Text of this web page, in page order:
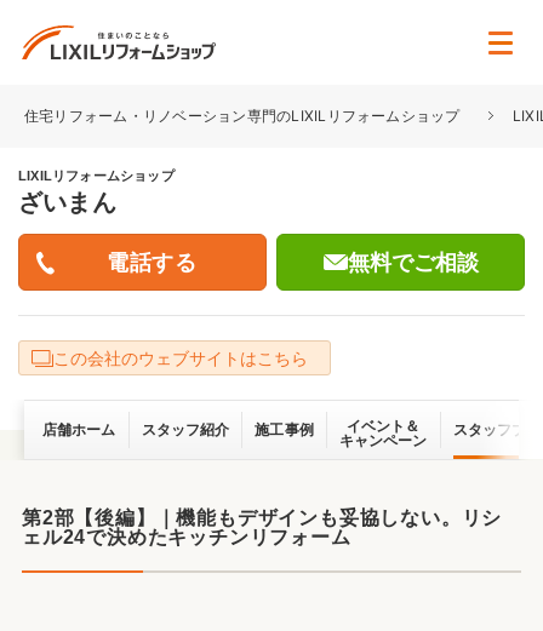
住宅リフォーム・リノベーション専門のLIXILリフォームショップ
LIXILリフォームショップ
ざいまん
無料でご相談
この会社のウェブサイトはこちら
店舗ホーム スタッフ紹介 施工事例
イベント＆
キャンペーン
スタッフブ
第2部【後編】｜機能もデザインも妥協しない。リシ
ェル24で決めたキッチンリフォーム